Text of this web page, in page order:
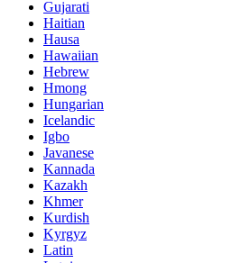
Gujarati
Haitian
Hausa
Hawaiian
Hebrew
Hmong
Hungarian
Icelandic
Igbo
Javanese
Kannada
Kazakh
Khmer
Kurdish
Kyrgyz
Latin